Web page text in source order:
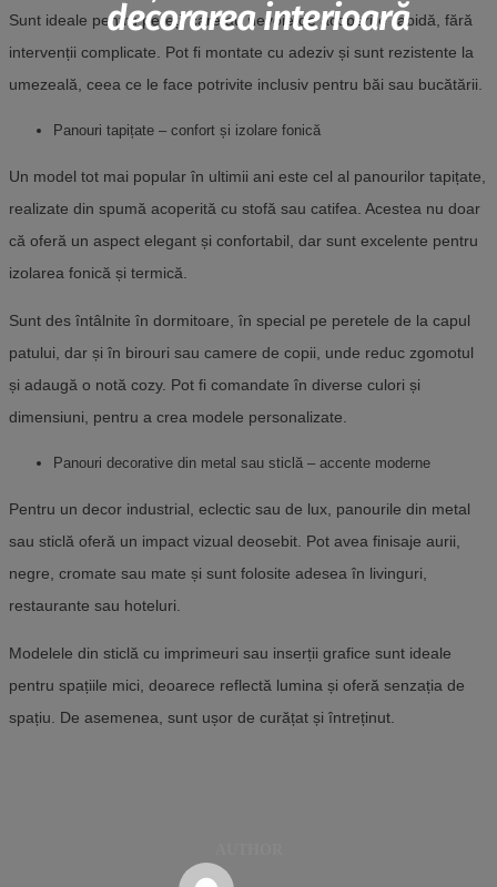
decorarea interioară
Sunt ideale pentru pereții care au nevoie de acoperire rapidă, fără
intervenții complicate. Pot fi montate cu adeziv și sunt rezistente la
umezeală, ceea ce le face potrivite inclusiv pentru băi sau bucătării.
Panouri tapițate – confort și izolare fonică
Un model tot mai popular în ultimii ani este cel al panourilor tapițate,
realizate din spumă acoperită cu stofă sau catifea. Acestea nu doar
că oferă un aspect elegant și confortabil, dar sunt excelente pentru
izolarea fonică și termică.
Sunt des întâlnite în dormitoare, în special pe peretele de la capul
patului, dar și în birouri sau camere de copii, unde reduc zgomotul
și adaugă o notă cozy. Pot fi comandate în diverse culori și
dimensiuni, pentru a crea modele personalizate.
Panouri decorative din metal sau sticlă – accente moderne
Pentru un decor industrial, eclectic sau de lux, panourile din metal
sau sticlă oferă un impact vizual deosebit. Pot avea finisaje aurii,
negre, cromate sau mate și sunt folosite adesea în livinguri,
restaurante sau hoteluri.
Modelele din sticlă cu imprimeuri sau inserții grafice sunt ideale
pentru spațiile mici, deoarece reflectă lumina și oferă senzația de
spațiu. De asemenea, sunt ușor de curățat și întreținut.